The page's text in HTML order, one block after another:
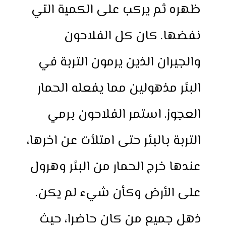
ظهره ثم يركب على الكمية التي
نفضها. كان كل الفلاحون
والجيران الذين يرمون التربة في
البئر مذهولين مما يفعله الحمار
العجوز. استمر الفلاحون برمي
التربة بالبئر حتى امتلأت عن اخرها،
عندها خرج الحمار من البئر وهرول
على الأرض وكأن شيء لم يكن.
ذهل جميع من كان حاضرا، حيث